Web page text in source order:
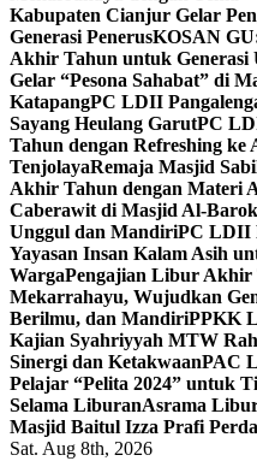
Kabupaten Cianjur Gelar
Generasi PenerusKOSAN
Akhir Tahun untuk Generasi
Gelar “Pesona Sahabat” di
KatapangPC LDII
Sayang Heulang GarutPC
Tahun dengan Refreshing
TenjolayaRemaja Masjid
Akhir Tahun dengan Materi
Caberawit di Masjid Al-
Unggul dan MandiriPC LDII
Yayasan Insan Kalam Asih
WargaPengajian Libur
Mekarrahayu, Wujudkan
Berilmu, dan MandiriPPKK
Kajian Syahriyyah MTW
Sinergi dan KetakwaanPAC
Pelajar “Pelita 2024” untuk
Selama LiburanAsrama
Masjid Baitul Izza Prafi
Sat. Aug 8th, 2026